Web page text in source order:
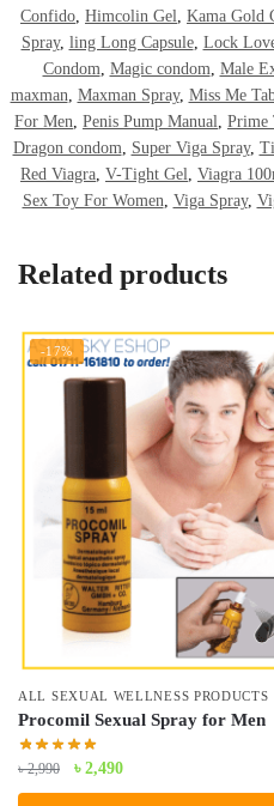
Confido Himcolin Gel Kama Gold
Spray, ling Long Capsule, Lock
Condom Magic condom Male
maxman Maxman Spray, Miss Me
For Men Penis Pump Manual Prime
Dragon condom
Super Viga Spray,
Red Viagra V-Tight Gel Viagra
Sex Toy For Women Viga Spray,
Related products
-17%
ALL SEXUAL WELLNESS PRODUCTS
Procomil Sexual Spray for Men
৳2,990
Original
price
৳ 2,490Current
price